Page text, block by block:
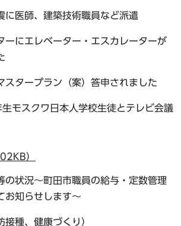
に医師、建築技術職員など派遣
ーにエレベーター・エスカレーターが
スタープラン（案）答申されました
モスクワ日本人学校生徒とテレビ会議
）
の状況～町田市職員の給与・定数管理
お知らせします～
接種、健康づくり）